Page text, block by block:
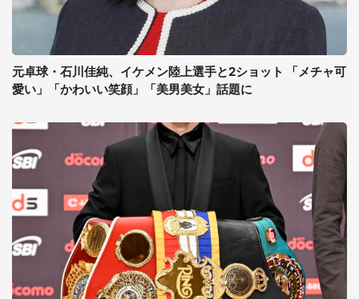
元卓球・石川佳純、イケメン陸上選手と2ショット 「メチャ可
愛い」「かわいい笑顔」「美男美女」話題に